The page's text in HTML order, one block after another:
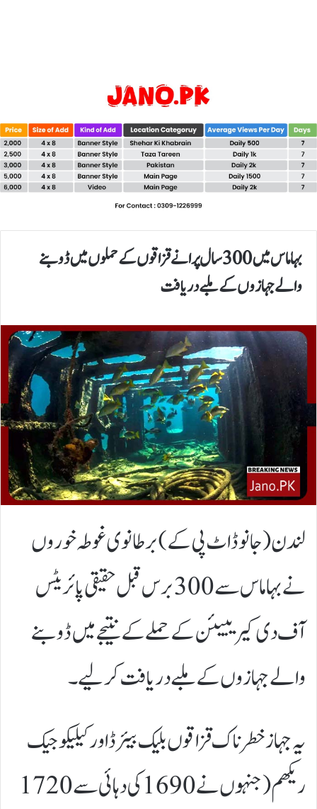
بہاماس میں 300 سال پرانے قزاقوں کے حملوں میں ڈوبنے
والے جہازوں کے ملبے دریافت
لندن(جانوڈاٹ پی کے)برطانوی غوطہ خوروں
نے بہاماس سے 300 برس قبل حقیقی پائریٹس
آف دی کیریبیئن کے حملے کے نتیجے میں ڈوبنے
والے جہازوں کے ملبے دریافت کر لیے۔
یہ جہاز خطرناک قزاقوں بلیک بیئرڈ اور کیلیکو جیک
ریکھم (جنہوں نے 1690 کی دہائی سے 1720